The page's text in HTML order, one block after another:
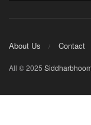
About Us Contact
All © 2025